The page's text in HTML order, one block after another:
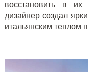
восстановить в их
дизайнер создал
итальянским теплом